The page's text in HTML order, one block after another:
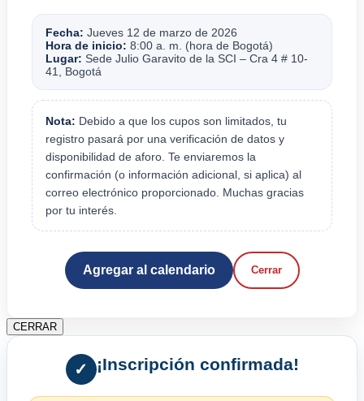
Fecha: Jueves 12 de marzo de 2026
Hora de inicio: 8:00 a. m. (hora de Bogotá)
Lugar: Sede Julio Garavito de la SCI – Cra 4 # 10-
41, Bogotá
Nota: Debido a que los cupos son limitados, tu
registro pasará por una verificación de datos y
disponibilidad de aforo. Te enviaremos la
confirmación (o información adicional, si aplica) al
correo electrónico proporcionado. Muchas gracias
por tu interés.
Agregar al calendario Cerrar
CERRAR
✓ ¡Inscripción confirmada!